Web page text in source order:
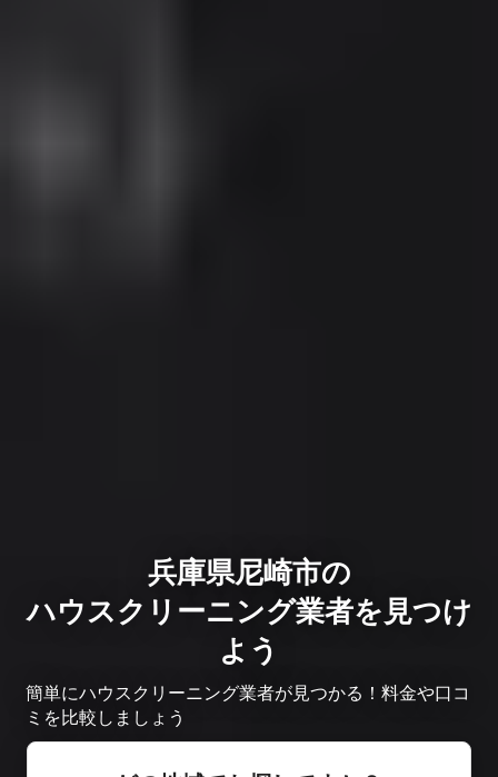
兵庫県尼崎市の
ハウスクリーニング業者を見つけ
よう
簡単にハウスクリーニング業者が見つかる！料金や口コ
ミを比較しましょう